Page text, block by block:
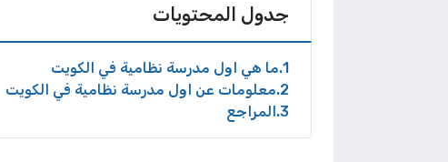
جدول المحتويات
1 ما هي اول مدرسة نظامية في الكويت
2 معلومات عن اول مدرسة نظامية في الكويت
3 المراجع